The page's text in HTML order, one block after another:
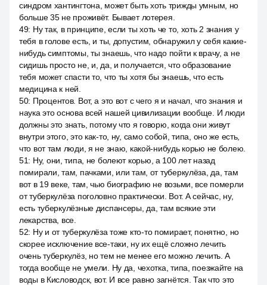
синдром хантингтона, может быть хоть трижды умным, но
больше 35 не проживёт. Бывает лотерея.
49: Ну так, в принципе, если ты хоть че то, хоть 2 знания у
тебя в голове есть, и ты, допустим, обнаружил у себя какие-
нибудь симптомы, ты знаешь, что надо пойти к врачу, а не
сидишь просто не, и, да, и получается, что образование
тебя может спасти то, что ты хотя бы знаешь, что есть
медицина к ней.
50: Процентов. Вот, а это вот с чего я и начал, что знания и
наука это основа всей нашей цивилизации вообще. И люди
должны это знать, потому что я говорю, когда они живут
внутри этого, это как-то, ну, само собой, типа, оно же есть,
что вот там люди, я не знаю, какой-нибудь корью не болею.
51: Ну, они, типа, не болеют корью, а 100 лет назад
помирали, там, пачками, или там, от туберкулёза, да, там
вот в 19 веке, там, чью биографию не возьми, все померли
от туберкулёза поголовно практически. Вот. А сейчас, ну,
есть туберкулёзные диспансеры, да, там всякие эти
лекарства, все.
52: Ну и от туберкулёза тоже кто-то помирает, понятно, но
скорее исключение все-таки, ну их ещё сложно лечить
очень туберкулёз, но тем не менее его можно лечить. А
тогда вообще не умели. Ну да, чехотка, типа, поезжайте на
воды в Кисловодск, вот. И все равно загнётся. Так что это